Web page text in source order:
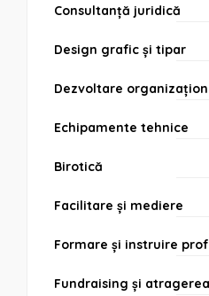
Consultanță juridică
Design grafic și tipar
Dezvoltare
Echipamente tehnice
Birotică
Facilitare și mediere
Formare și instruire
Fundraising și